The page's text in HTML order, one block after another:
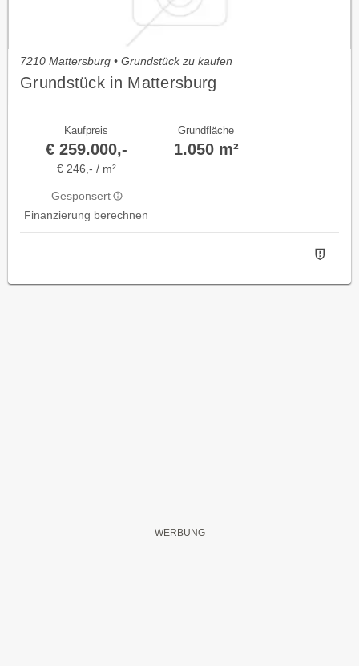
7210 Mattersburg • Grundstück zu kaufen
Grundstück in Mattersburg
Kaufpreis
€ 259.000,-
€ 246,- / m²
Gesponsert
Finanzierung berechnen
Grundfläche
1.050 m²